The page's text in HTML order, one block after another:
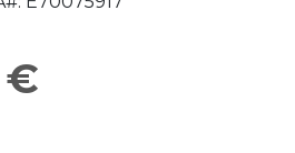
€